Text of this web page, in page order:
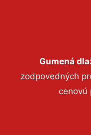
Gumená
zodpovedných
cenovú